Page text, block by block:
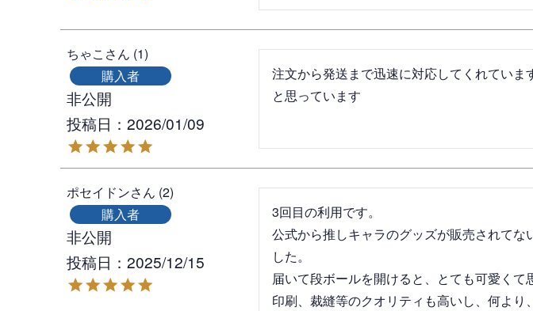
ちゃこ
1
購入者
非公開
投稿日
2026/01/09
注文から発送まで迅速に対応してくれてい
と思っています
ポセイドン
2
購入者
非公開
投稿日
2025/12/15
3回目の利用です。
公式から推しキャラのグッズが販売されて
した。
届いて段ボールを開けると、とても可愛くて
印刷、裁縫等のクオリティも高いし、何より